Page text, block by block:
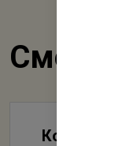
Коллектив